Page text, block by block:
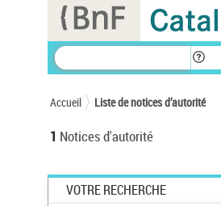
Accueil Liste de notices d’autorité
1 Notices d'autorité
VOTRE RECHERCHE
Panneau de gestion des cookies